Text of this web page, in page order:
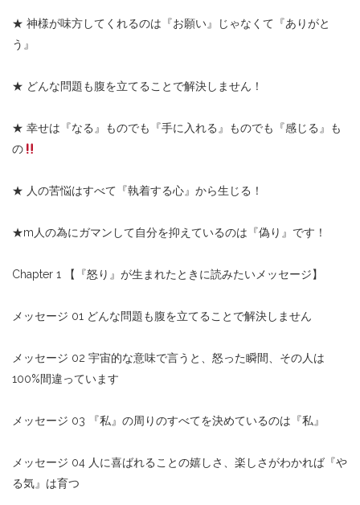
★ 神様が味方してくれるのは『お願い』じゃなくて『ありがと
う』
★ どんな問題も腹を立てることで解決しません！
★ 幸せは『なる』ものでも『手に入れる』ものでも『感じる』も
の
★ 人の苦悩はすべて『執着する心』から生じる！
★m人の為にガマンして自分を抑えているのは『偽り』です！
Chapter 1 【『怒り』が生まれたときに読みたいメッセージ】
メッセージ 01 どんな問題も腹を立てることで解決しません
メッセージ 02 宇宙的な意味で言うと、怒った瞬間、その人は
100%間違っています
メッセージ 03 『私』の周りのすべてを決めているのは『私』
メッセージ 04 人に喜ばれることの嬉しさ、楽しさがわかれば『や
る気』は育つ